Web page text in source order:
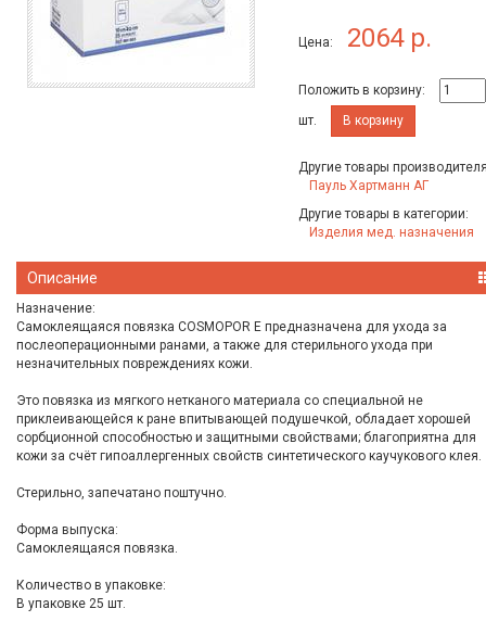
Цена: 2064 р.
Положить в корзину:
шт.
В корзину
Другие товары
Пауль Хартманн АГ
Другие товары в категории:
Изделия мед. назначения
Описание
Назначение:
Самоклеящаяся повязка COSMOPOR E предназначена для ухода за
послеоперационными ранами, а также для стерильного ухода при
незначительных повреждениях кожи.
Это повязка из мягкого нетканого материала со специальной не
приклеивающейся к ране впитывающей подушечкой, обладает хорошей
сорбционной способностью и защитными свойствами; благоприятна для
кожи за счёт гипоаллергенных свойств синтетического каучукового клея.
Стерильно, запечатано поштучно.
Форма выпуска:
Самоклеящаяся повязка.
Количество в упаковке:
В упаковке 25 шт.